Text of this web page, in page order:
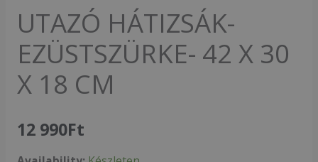
UTAZÓ HÁTIZSÁK-
EZÜSTSZÜRKE- 42 X 30
X 18 CM
12 990Ft